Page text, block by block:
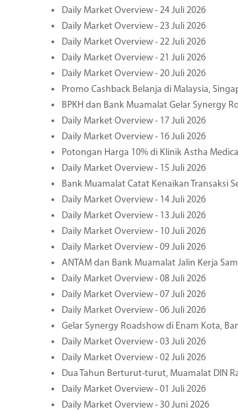
Daily Market Overview - 24 Juli 2026
Daily Market Overview - 23 Juli 2026
Daily Market Overview - 22 Juli 2026
Daily Market Overview - 21 Juli 2026
Daily Market Overview - 20 Juli 2026
Promo Cashback Belanja di Malaysia,
BPKH dan Bank Muamalat Gelar Synergy
Daily Market Overview - 17 Juli 2026
Daily Market Overview - 16 Juli 2026
Potongan Harga 10% di Klinik Astha
Daily Market Overview - 15 Juli 2026
Bank Muamalat Catat Kenaikan Transaksi
Daily Market Overview - 14 Juli 2026
Daily Market Overview - 13 Juli 2026
Daily Market Overview - 10 Juli 2026
Daily Market Overview - 09 Juli 2026
ANTAM dan Bank Muamalat Jalin Kerja
Daily Market Overview - 08 Juli 2026
Daily Market Overview - 07 Juli 2026
Daily Market Overview - 06 Juli 2026
Gelar Synergy Roadshow di Enam Kota,
Daily Market Overview - 03 Juli 2026
Daily Market Overview - 02 Juli 2026
Dua Tahun Berturut-turut, Muamalat DIN
Daily Market Overview - 01 Juli 2026
Daily Market Overview - 30 Juni 2026